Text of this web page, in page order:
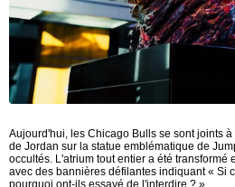
Aujourd'hui, les Chicago Bulls se sont joints
de Jordan sur la statue emblématique de
occultés. L'atrium tout entier a été transformé
avec des bannières défilantes indiquant « Si
pourquoi ont-ils essayé de l'interdire ? »